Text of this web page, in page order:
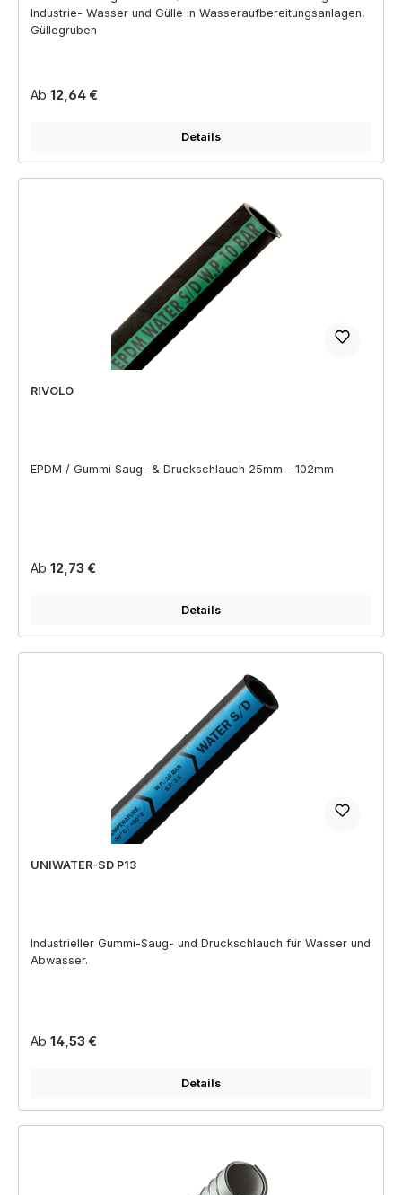
Industrie- Wasser und Gülle in Wasseraufbereitungsanlagen,
Güllegruben
Regulärer Preis:
Ab 12,64 €
Details
RIVOLO
EPDM / Gummi Saug- & Druckschlauch 25mm - 102mm
Regulärer Preis:
Ab 12,73 €
Details
UNIWATER-SD P13
Industrieller Gummi-Saug- und Druckschlauch für Wasser und
Abwasser.
Regulärer Preis:
Ab 14,53 €
Details